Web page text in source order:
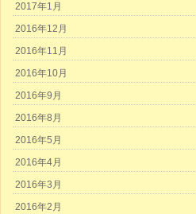
2017年1月
2016年12月
2016年11月
2016年10月
2016年9月
2016年8月
2016年5月
2016年4月
2016年3月
2016年2月